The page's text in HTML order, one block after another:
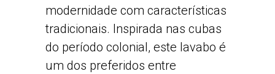
modernidade com características
tradicionais. Inspirada nas cubas
do período colonial, este lavabo é
um dos preferidos entre